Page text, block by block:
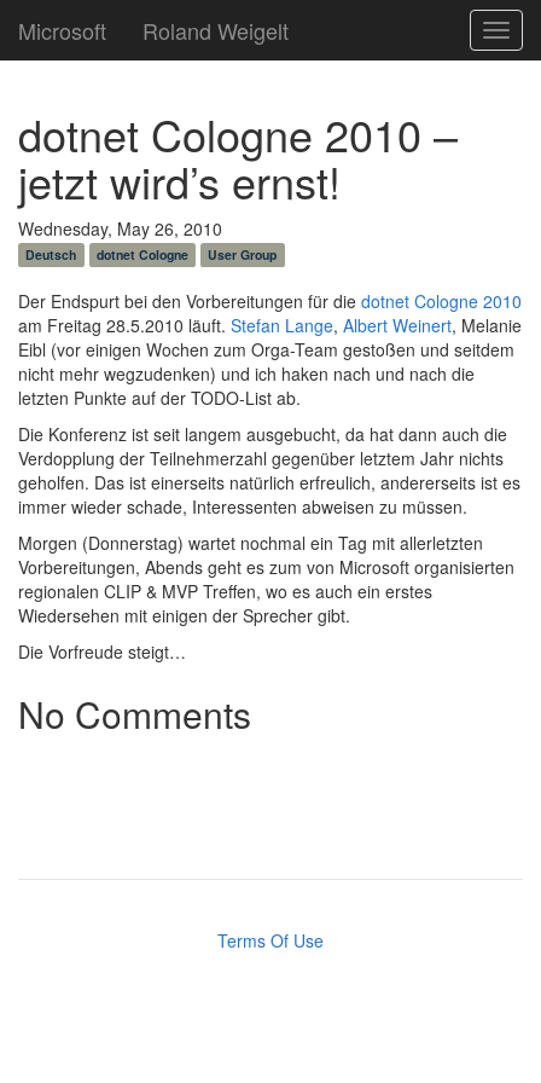
Microsoft Roland Weigelt
dotnet Cologne 2010 –
jetzt wird’s ernst!
Wednesday, May 26, 2010
Deutsch dotnet Cologne User Group
Der Endspurt bei den Vorbereitungen für die dotnet Cologne 2010
am Freitag 28.5.2010 läuft. Stefan Lange, Albert Weinert, Melanie
Eibl (vor einigen Wochen zum Orga-Team gestoßen und seitdem
nicht mehr wegzudenken) und ich haken nach und nach die
letzten Punkte auf der TODO-List ab.
Die Konferenz ist seit langem ausgebucht, da hat dann auch die
Verdopplung der Teilnehmerzahl gegenüber letztem Jahr nichts
geholfen. Das ist einerseits natürlich erfreulich, andererseits ist es
immer wieder schade, Interessenten abweisen zu müssen.
Morgen (Donnerstag) wartet nochmal ein Tag mit allerletzten
Vorbereitungen, Abends geht es zum von Microsoft organisierten
regionalen CLIP & MVP Treffen, wo es auch ein erstes
Wiedersehen mit einigen der Sprecher gibt.
Die Vorfreude steigt…
No Comments
Terms Of Use